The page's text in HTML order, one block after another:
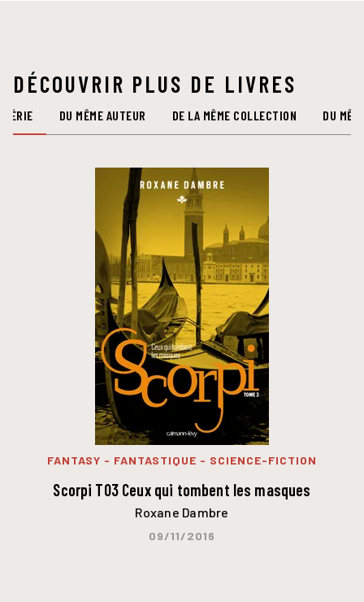
DÉCOUVRIR PLUS DE LIVRES
SÉRIE DU MÊME AUTEUR DE LA MÊME COLLECTION DU
FANTASY - FANTASTIQUE - SCIENCE-FICTION
Scorpi T03 Ceux qui tombent les masques
Roxane Dambre
09/11/2016